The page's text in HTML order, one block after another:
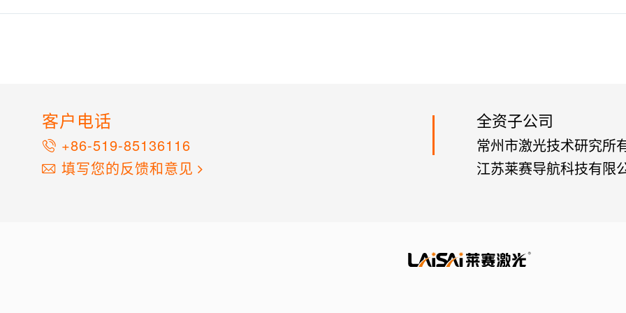
客户电话
+86-519-85136116
填写您的反馈和意见
全资子公司
常州市激光技术研究所
江苏莱赛导航科技有限